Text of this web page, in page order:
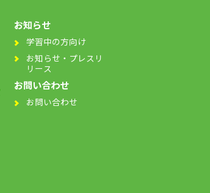
お知らせ
学習中の方向け
お知らせ・プレスリ
リース
お問い合わせ
お問い合わせ